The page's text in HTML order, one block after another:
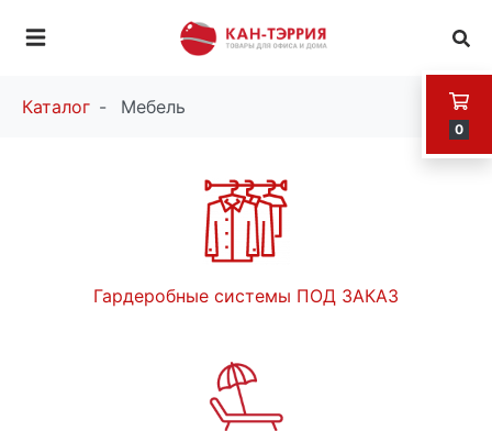
0
Каталог Мебель
Гардеробные системы ПОД ЗАКАЗ